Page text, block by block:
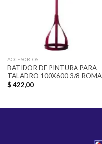
ACCESORIOS
BATIDOR DE PINTURA PARA
TALADRO 100X600 3/8 ROMA
$422,00